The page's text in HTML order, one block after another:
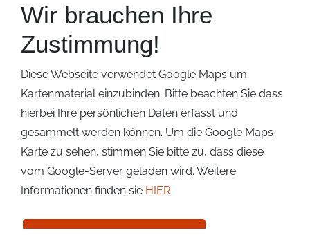
Wir brauchen Ihre
Zustimmung!
Diese Webseite verwendet Google Maps um
Kartenmaterial einzubinden. Bitte beachten Sie dass
hierbei Ihre persönlichen Daten erfasst und
gesammelt werden können. Um die Google Maps
Karte zu sehen, stimmen Sie bitte zu, dass diese
vom Google-Server geladen wird. Weitere
Informationen finden sie HIER